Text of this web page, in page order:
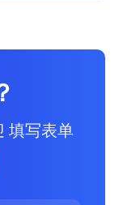
填写表单